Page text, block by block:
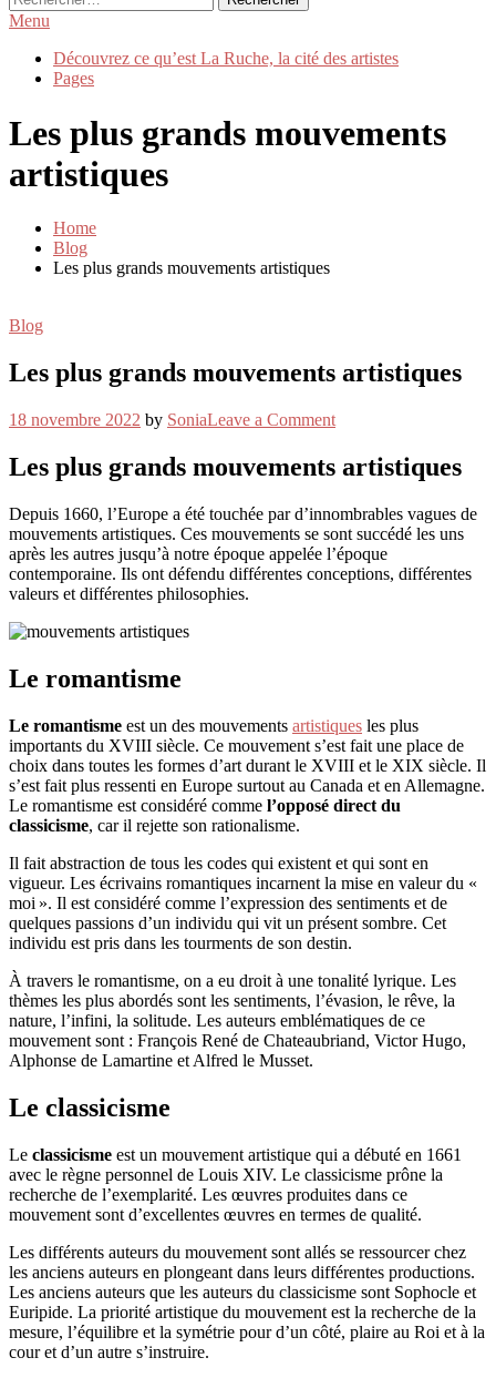
Menu
Découvrez ce qu’est La Ruche, la cité des artistes
Pages
Les plus grands mouvements
artistiques
Home
Blog
Les plus grands mouvements artistiques
Blog
Les plus grands mouvements artistiques
18 novembre 2022 by SoniaLeave a Commenton
grands
artistiques
Les plus grands mouvements artistiques
Depuis 1660, l’Europe a été touchée par d’innombrables vagues de
mouvements artistiques. Ces mouvements se sont succédé les uns
après les autres jusqu’à notre époque appelée l’époque
contemporaine. Ils ont défendu différentes conceptions, différentes
valeurs et différentes philosophies.
Le romantisme
Le romantisme est un des mouvements artistiques les plus
importants du XVIII siècle. Ce mouvement s’est fait une place de
choix dans toutes les formes d’art durant le XVIII et le XIX siècle. Il
s’est fait plus ressenti en Europe surtout au Canada et en Allemagne.
Le romantisme est considéré comme l’opposé direct du
classicisme, car il rejette son rationalisme.
Il fait abstraction de tous les codes qui existent et qui sont en
vigueur. Les écrivains romantiques incarnent la mise en valeur du «
moi ». Il est considéré comme l’expression des sentiments et de
quelques passions d’un individu qui vit un présent sombre. Cet
individu est pris dans les tourments de son destin.
À travers le romantisme, on a eu droit à une tonalité lyrique. Les
thèmes les plus abordés sont les sentiments, l’évasion, le rêve, la
nature, l’infini, la solitude. Les auteurs emblématiques de ce
mouvement sont : François René de Chateaubriand, Victor Hugo,
Alphonse de Lamartine et Alfred le Musset.
Le classicisme
Le classicisme est un mouvement artistique qui a débuté en 1661
avec le règne personnel de Louis XIV. Le classicisme prône la
recherche de l’exemplarité. Les œuvres produites dans ce
mouvement sont d’excellentes œuvres en termes de qualité.
Les différents auteurs du mouvement sont allés se ressourcer chez
les anciens auteurs en plongeant dans leurs différentes productions.
Les anciens auteurs que les auteurs du classicisme sont Sophocle et
Euripide. La priorité artistique du mouvement est la recherche de la
mesure, l’équilibre et la symétrie pour d’un côté, plaire au Roi et à la
cour et d’un autre s’instruire.